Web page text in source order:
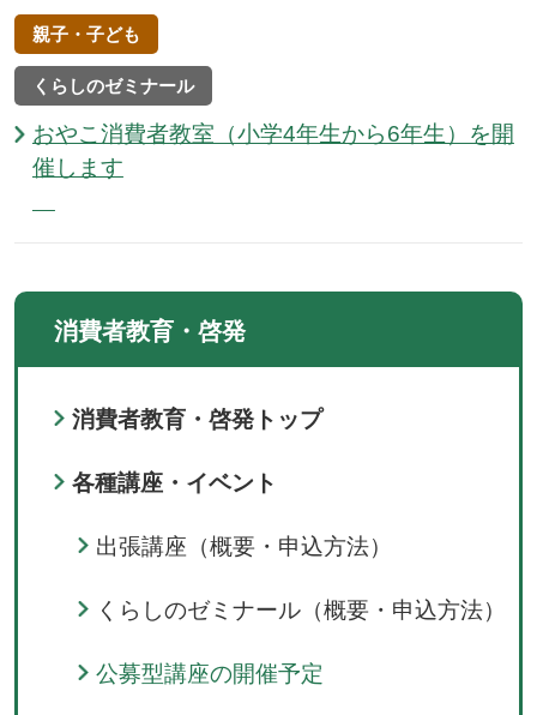
親子・子ども
くらしのゼミナール
おやこ消費者教室（小学4年生から6年生）を開
催します
消費者教育・啓発
消費者教育・啓発トップ
各種講座・イベント
出張講座（概要・申込方法）
くらしのゼミナール（概要・申込方法）
公募型講座の開催予定